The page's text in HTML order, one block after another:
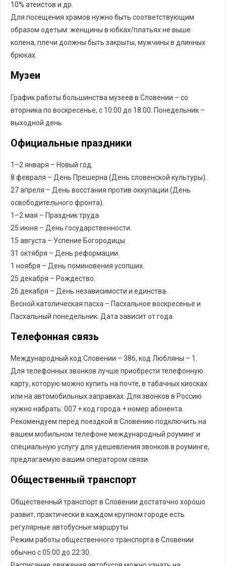
10% атеистов и др.
Для посещения храмов нужно быть соответствующим
образом одетым: женщины в юбках/платьях не выше
колена, плечи должны быть закрыты, мужчины в длинных
брюках.
Музеи
График работы большинства музеев в Словении – со
вторника по воскресенье, с 10:00 до 18:00. Понедельник –
выходной день.
Официальные праздники
1–2 января – Новый год.
8 февраля – День Прешерна (День словенской культуры).
27 апреля – День восстания против оккупации (День
освободительного фронта).
1–2 мая – Праздник труда.
25 июня – День государственности.
15 августа – Успение Богородицы.
31 октября – День реформации.
1 ноября – День поминовения усопших.
25 декабря – Рождество.
26 декабря – День независимости и единства.
Весной католическая пасха – Пасхальное воскресенье и
Пасхальный понедельник. Дата зависит от года.
Телефонная связь
Международный код Словении – 386, код Любляны – 1.
Для телефонных звонков лучше приобрести телефонную
карту, которую можно купить на почте, в табачных киосках
или на автомобильных заправках. Для звонков в Россию
нужно набрать: 007 + код города + номер абонента.
Рекомендуем перед поездкой в Словению подключить на
вашем мобильном телефоне международный роуминг и
специальную услугу для удешевления звонков в роуминге,
предлагаемую вашим оператором связи.
Общественный транспорт
Общественный транспорт в Словении достаточно хорошо
развит, практически в каждом крупном городе есть
регулярные автобусные маршруты.
Режим работы общественного транспорта в Словении
обычно с 05:00 до 22:30.